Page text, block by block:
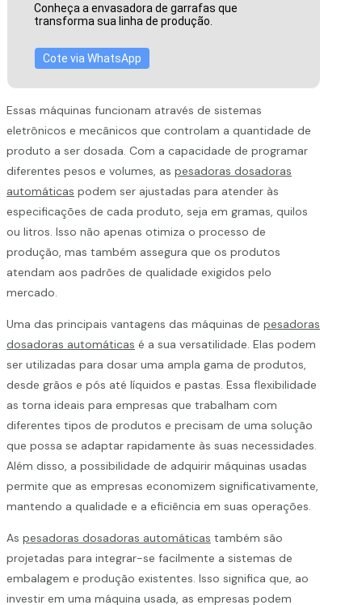
Conheça a envasadora de garrafas que
transforma sua linha de produção.
Cote via WhatsApp
Essas máquinas funcionam através de sistemas
eletrônicos e mecânicos que controlam a quantidade de
produto a ser dosada. Com a capacidade de programar
diferentes pesos e volumes, as pesadoras dosadoras
automáticas podem ser ajustadas para atender às
especificações de cada produto, seja em gramas, quilos
ou litros. Isso não apenas otimiza o processo de
produção, mas também assegura que os produtos
atendam aos padrões de qualidade exigidos pelo
mercado.
Uma das principais vantagens das máquinas de pesadoras
dosadoras automáticas é a sua versatilidade. Elas podem
ser utilizadas para dosar uma ampla gama de produtos,
desde grãos e pós até líquidos e pastas. Essa flexibilidade
as torna ideais para empresas que trabalham com
diferentes tipos de produtos e precisam de uma solução
que possa se adaptar rapidamente às suas necessidades.
Além disso, a possibilidade de adquirir máquinas usadas
permite que as empresas economizem significativamente,
mantendo a qualidade e a eficiência em suas operações.
As pesadoras dosadoras automáticas também são
projetadas para integrar-se facilmente a sistemas de
embalagem e produção existentes. Isso significa que, ao
investir em uma máquina usada, as empresas podem